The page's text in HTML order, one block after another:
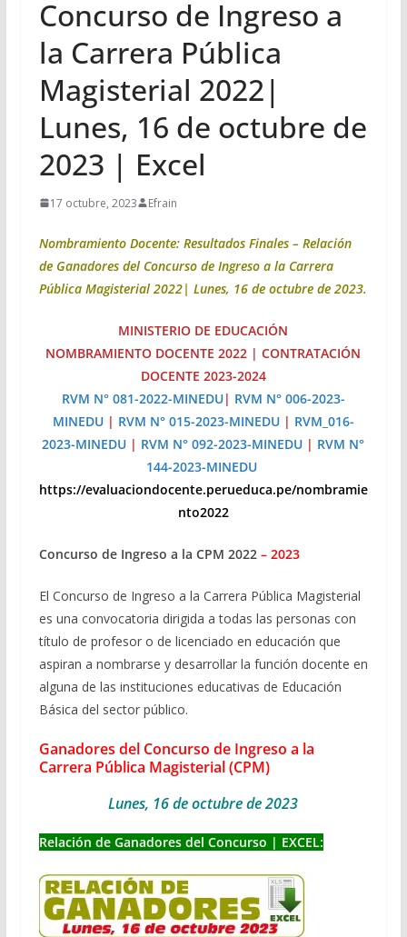
Concurso de Ingreso a
la Carrera Pública
Magisterial 2022|
Lunes, 16 de octubre de
2023 | Excel
17 octubre, 2023 Efrain
Nombramiento Docente: Resultados Finales – Relación
de Ganadores del Concurso de Ingreso a la Carrera
Pública Magisterial 2022| Lunes, 16 de octubre de 2023.
MINISTERIO DE EDUCACIÓN
NOMBRAMIENTO DOCENTE 2022 | CONTRATACIÓN
DOCENTE 2023-2024
RVM N° 081-2022-MINEDU| RVM N° 006-2023-
MINEDU| RVM N° 015-2023-MINEDU| RVM_016-
2023-MINEDU | RVM N° 092-2023-MINEDU | RVM N°
144-2023-MINEDU
https://evaluaciondocente.perueduca.pe/nombramie
nto2022
Concurso de Ingreso a la CPM 2022 – 2023
El Concurso de Ingreso a la Carrera Pública Magisterial
es una convocatoria dirigida a todas las personas con
título de profesor o de licenciado en educación que
aspiran a nombrarse y desarrollar la función docente en
alguna de las instituciones educativas de Educación
Básica del sector público.
Ganadores del Concurso de Ingreso a la
Carrera Pública Magisterial (CPM)
Lunes, 16 de octubre de 2023
Relación de Ganadores del Concurso | EXCEL: